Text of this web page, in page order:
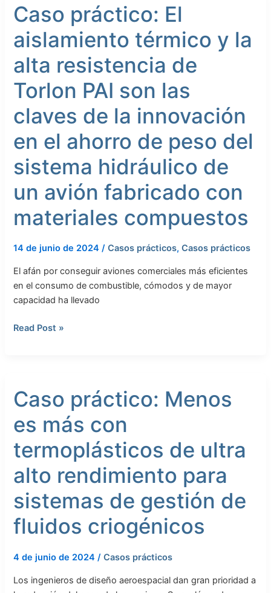
Caso práctico: El
aislamiento térmico y la
alta resistencia de
Torlon PAI son las
claves de la innovación
en el ahorro de peso del
sistema hidráulico de
un avión fabricado con
materiales compuestos
14 de junio de 2024/Casos prácticos,Casos prácticos
El afán por conseguir aviones comerciales más eficientes
en el consumo de combustible, cómodos y de mayor
capacidad ha llevado
práctico:
El
aislamiento
y
la
alta
resistencia
de
Torlon
son
claves
de
la
el
ahorro
de
del
avión
con
materiales
compuestos
Read Post »
Caso práctico: Menos
es más con
termoplásticos de ultra
alto rendimiento para
sistemas de gestión de
fluidos criogénicos
4 de junio de 2024/Casos prácticos
Los ingenieros de diseño aeroespacial dan gran prioridad a
práctico:
Menos
es
con
termoplásticos
de
ultra
alto
rendimiento
sistemas
gestión